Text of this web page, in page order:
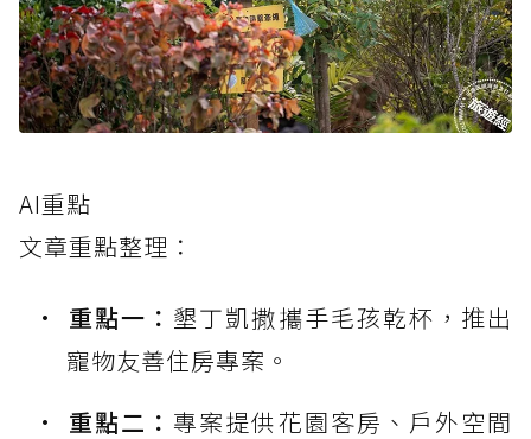
AI重點
文章重點整理：
重點一： 墾丁凱撒攜手毛孩乾杯，推出
寵物友善住房專案。
重點二： 專案提供花園客房、戶外空間